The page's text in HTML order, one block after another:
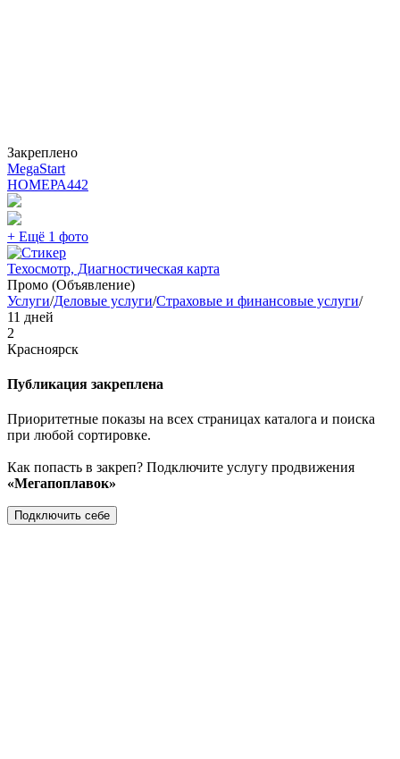
Закреплено
MegaStart
НОМЕРА442
+ Ещё 1 фото
Техосмотр, Диагностическая карта
Промо (Объявление)
Услуги/Деловые услуги/Страховые и финансовые услуги/
11 дней
2
Красноярск
Публикация закреплена
Приоритетные показы на всех страницах каталога и поиска
при любой сортировке.
Как попасть в закреп? Подключите услугу продвижения
«Мегапоплавок»
Подключить себе